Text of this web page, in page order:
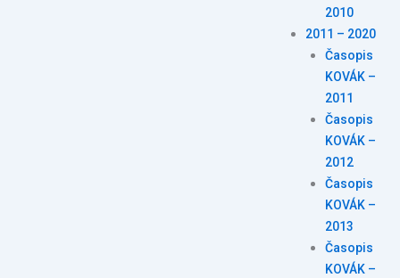
2010
2011 – 2020
Časopis
KOVÁK –
2011
Časopis
KOVÁK –
2012
Časopis
KOVÁK –
2013
Časopis
KOVÁK –